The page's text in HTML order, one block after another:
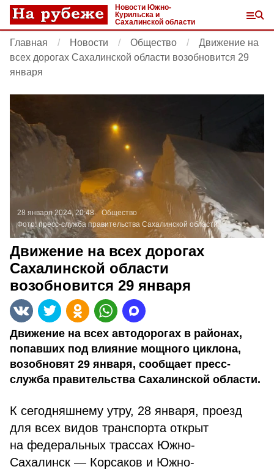
Новости Южно-
Курильска и
Сахалинской области
Главная Новости Общество
Движение на
всех дорогах Сахалинской области возобновится 29
января
28 января 2024, 20:48
Общество
Фото:пресс-служба правительства Сахалинской области
Движение на всех дорогах
Сахалинской области
возобновится 29 января
Движение на всех автодорогах в районах,
попавших под влияние мощного циклона,
возобновят 29 января, сообщает пресс-
служба правительства Сахалинской области.
К сегодняшнему утру, 28 января, проезд
для всех видов транспорта открыт
на федеральных трассах Южно-
Сахалинск — Корсаков и Южно-